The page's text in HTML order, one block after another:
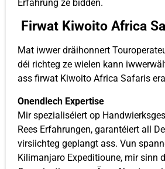
Erfahrung ze bidden.
Firwat Kiwoito Africa
Mat iwwer dräihonnert
déi richteg ze wielen kann
ass firwat Kiwoito Africa Safaris
Onendlech Expertise
Mir spezialiséiert op
Rees Erfahrungen, garantéiert all
virsiichteg geplangt ass. Vun
Kilimanjaro Expeditioune, mir sinn